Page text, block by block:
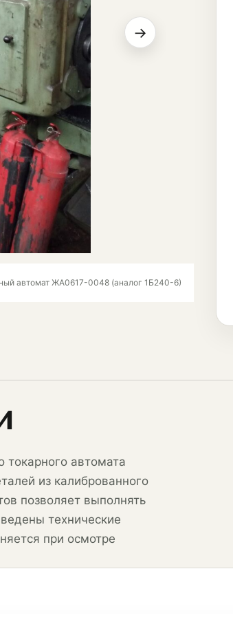
→
автомат ЖА0617-0048 (аналог 1Б240-6)
автомата
из калиброванного
позволяет выполнять
технические
при осмотре